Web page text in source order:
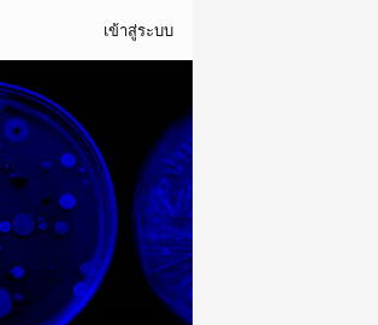
เข้าสู่ระบบ